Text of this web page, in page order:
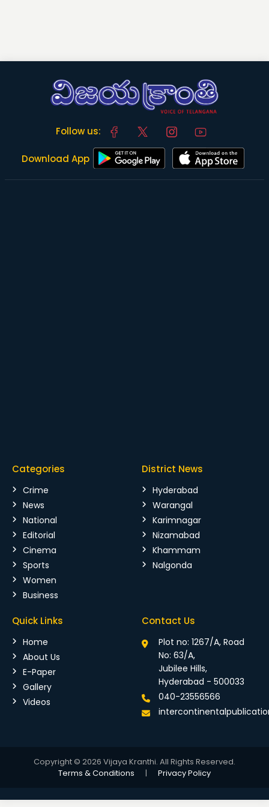
Follow us:
Download App
Categories
Crime
News
National
Editorial
Cinema
Sports
Women
Business
District News
Hyderabad
Warangal
Karimnagar
Nizamabad
Khammam
Nalgonda
Quick Links
Home
About Us
E-Paper
Gallery
Videos
Contact Us
Plot no: 1267/A, Road
No: 63/A,
Jubilee Hills,
Hyderabad - 500033
040-23556566
Copyright © 2026 Vijaya Kranthi. All Rights Reserved.
Terms & Conditions
| Privacy Policy